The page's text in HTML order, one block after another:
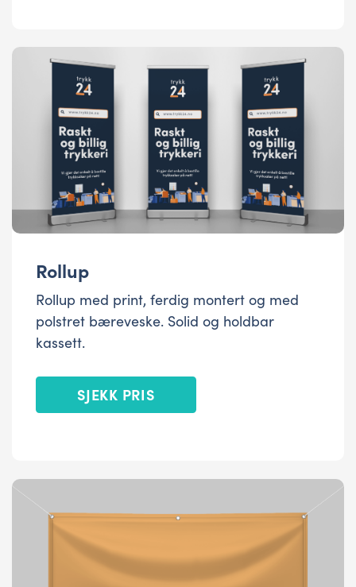
Rollup
Rollup med print, ferdig montert og med
polstret bæreveske. Solid og holdbar
kassett.
SJEKK PRIS